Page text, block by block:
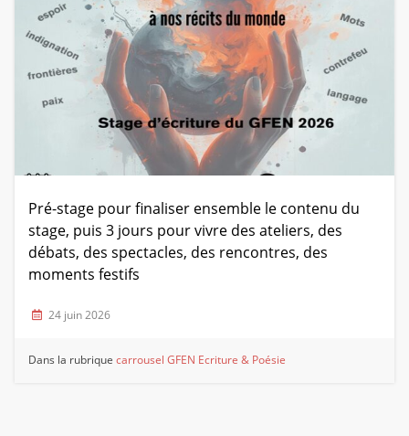
Pré-stage pour finaliser ensemble le contenu du
stage, puis 3 jours pour vivre des ateliers, des
débats, des spectacles, des rencontres, des
moments festifs
24 juin 2026
Dans la rubriquecarrousel GFEN Ecriture & Poésie